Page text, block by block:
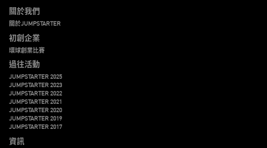
關於我們
關於JUMPSTARTER
初創企業
環球創業比賽
過往活動
JUMPSTARTER 2025
JUMPSTARTER 2023
JUMPSTARTER 2022
JUMPSTARTER 2021
JUMPSTARTER 2020
JUMPSTARTER 2019
JUMPSTARTER 2017
資訊